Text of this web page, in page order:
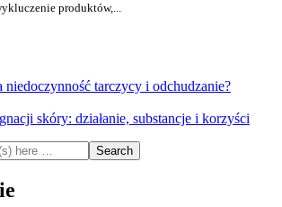
produktów,...
niedoczynność tarczycy i odchudzanie?
skóry: działanie, substancje i korzyści